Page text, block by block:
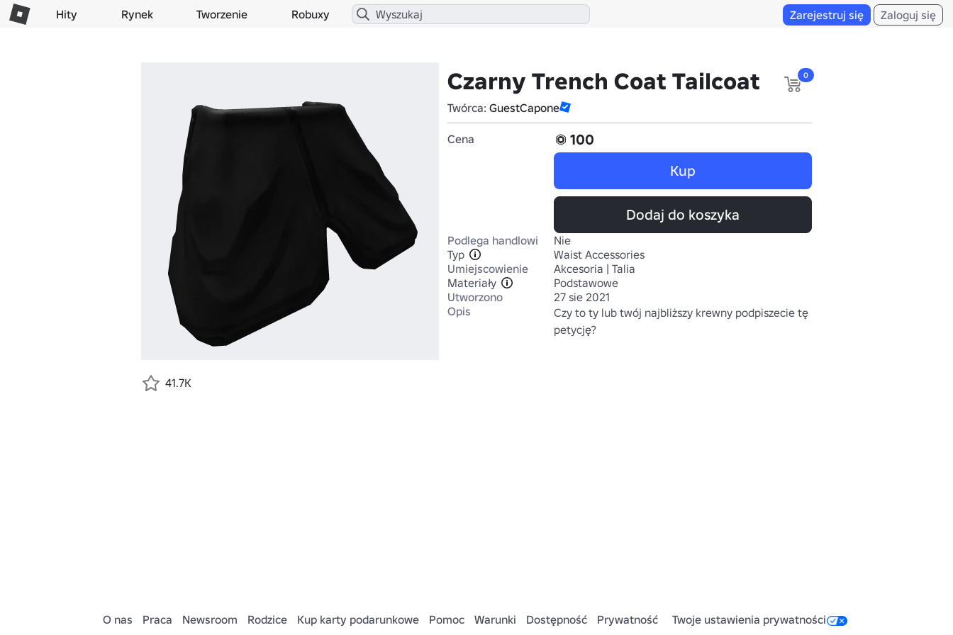
Hity Rynek Tworzenie Robuxy Zarejestruj się Zaloguj się
Czarny Trench Coat Tailcoat
Twórca: GuestCapone
0
Cena
100
Kup
Dodaj do koszyka
Podlega handlowi
Nie
Typ
Waist Accessories
Umiejscowienie
Akcesoria | Talia
Materiały
Podstawowe
Utworzono
27 sie 2021
Opis
Czy to ty lub twój najbliższy krewny podpiszecie tę
petycję?
41.7K
O nas Praca Newsroom Rodzice Kup karty podarunkowe Pomoc Warunki Dostępność Prywatność Twoje ustawienia prywatności